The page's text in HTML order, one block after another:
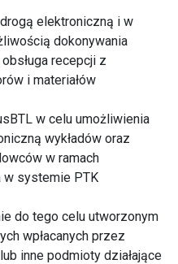
elektroniczną i w
dokonywania
recepcji z
i materiałów
w celu umożliwienia
wykładów oraz
w ramach
w systemie PTK
do tego celu utworzonym
wpłacanych przez
inne podmioty działające